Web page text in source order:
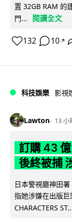
置 32GB RAM 的
門...
閱讀全文
132 10 ↗
科技娛樂 影視
Lawton 13 小
訂購 43
後終被捕
日本警視廳神田
指她涉嫌在出版
CHARACTERS